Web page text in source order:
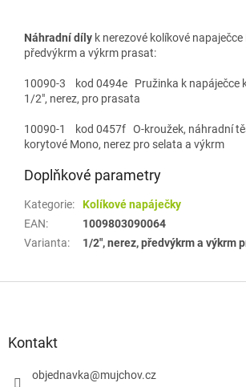
Náhradní díly k nerezové kolíkové
předvýkrm a výkrm prasat:
10090-3 kod 0494e Pružinka k napáječce
1/2", nerez, pro prasata
10090-1 kod 0457f O-kroužek, náhradní
korytové Mono, nerez pro selata a výkrm
Doplňkové parametry
Kategorie:
Kolíkové napáječky
EAN:
1009803090064
Varianta: 1/2", nerez, předvýkrm a výkrm
Kontakt
objednavka@mujchov.cz